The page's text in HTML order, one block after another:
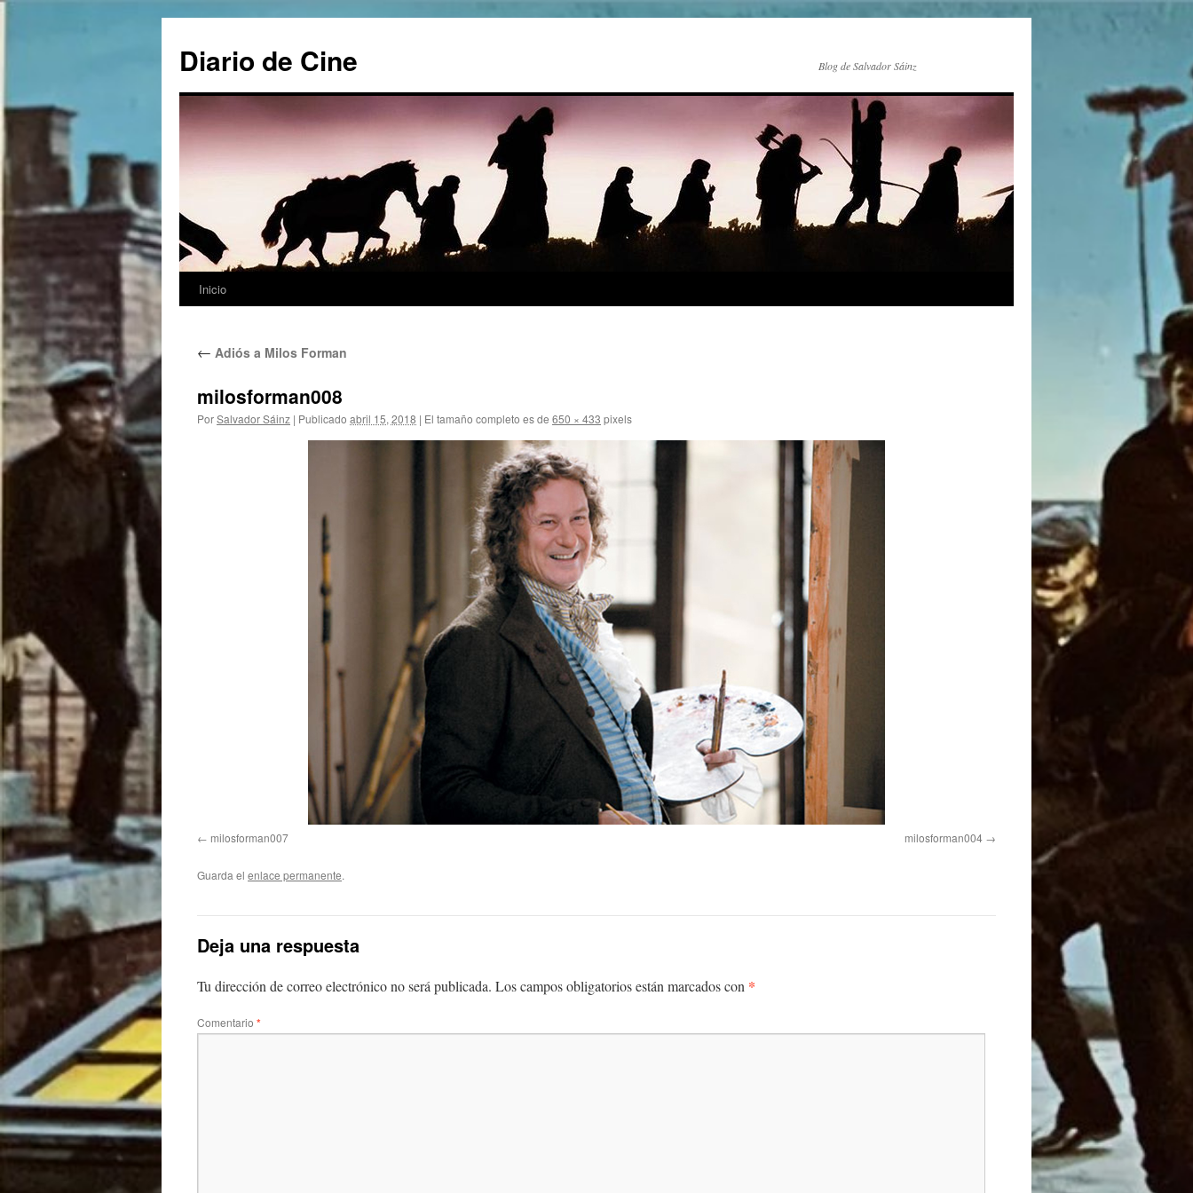
contenido
Diario de Cine Blog de Salvador Sáinz
Inicio
← Adiós a Milos Forman
milosforman008
PorSalvador Sáinz | Publicado abril 15, 2018 | El tamaño completo es de 650 × 433 pixels
milosforman007 milosforman004
Guarda el enlace permanente.
Deja una respuesta
Tu dirección de correo electrónico no será publicada. Los campos obligatorios están marcados con *
Comentario *